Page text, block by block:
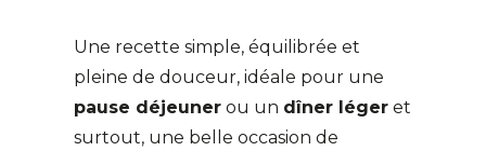
Une recette simple, équilibrée et
pleine de douceur, idéale pour une
pause déjeuner ou un dîner léger et
surtout, une belle occasion de